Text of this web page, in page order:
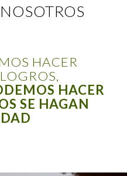
HACER
HACER
SE HAGAN